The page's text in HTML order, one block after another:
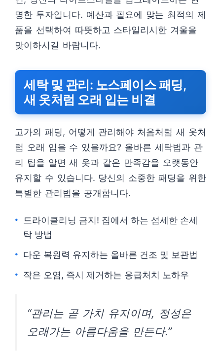
명한 투자입니다. 예산과 필요에 맞는 최적의 제
품을 선택하여 따뜻하고 스타일리시한 겨울을
맞이하시길 바랍니다.
세탁 및 관리: 노스페이스 패딩,
새 옷처럼 오래 입는 비결
고가의 패딩, 어떻게 관리해야 처음처럼 새 옷처
럼 오래 입을 수 있을까요? 올바른 세탁법과 관
리 팁을 알면 새 옷과 같은 만족감을 오랫동안
유지할 수 있습니다. 당신의 소중한 패딩을 위한
특별한 관리법을 공개합니다.
드라이클리닝 금지! 집에서 하는 섬세한 손세
탁 방법
다운 복원력 유지하는 올바른 건조 및 보관법
작은 오염, 즉시 제거하는 응급처치 노하우
“관리는 곧 가치 유지이며, 정성은
오래가는 아름다움을 만든다.”